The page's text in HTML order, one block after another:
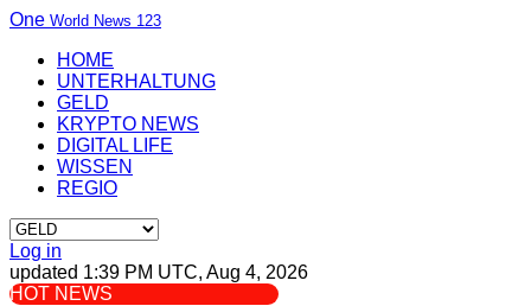
One World News 123
HOME
UNTERHALTUNG
GELD
KRYPTO NEWS
DIGITAL LIFE
WISSEN
REGIO
Log in
updated 1:39 PM UTC, Aug 4, 2026
HOT NEWS